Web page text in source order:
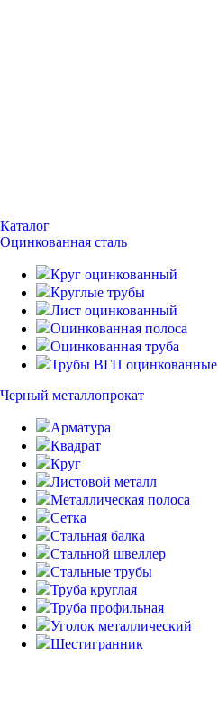
Каталог
Оцинкованная сталь
Круг оцинкованный
Круглые трубы
Лист оцинкованный
Оцинкованная полоса
Оцинкованная труба
Трубы ВГП оцинкованные
Черный металлопрокат
Арматура
Квадрат
Круг
Листовой металл
Металлическая полоса
Сетка
Стальная балка
Стальной швеллер
Стальные трубы
Труба круглая
Труба профильная
Уголок металлический
Шестигранник